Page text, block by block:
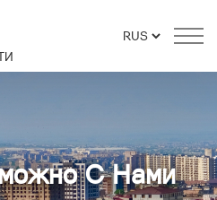
С Нами